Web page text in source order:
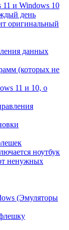
и Windows 10
день
оригинальный
данных
(которых не
11 и 10, о
ноутбук
ненужных
(Эмуляторы